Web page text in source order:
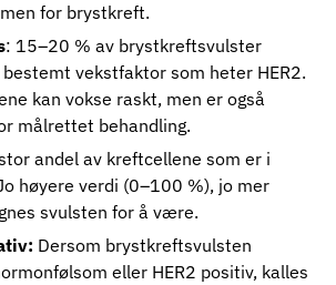
for brystkreft.
: 15–20 % av brystkreftsvulster
vekstfaktor som heter HER2.
kan vokse raskt, men er også
målrettet behandling.
andel av kreftcellene som er i
høyere verdi (0–100 %), jo mer
svulsten for å være.
Dersom brystkreftsvulsten
eller HER2 positiv, kalles